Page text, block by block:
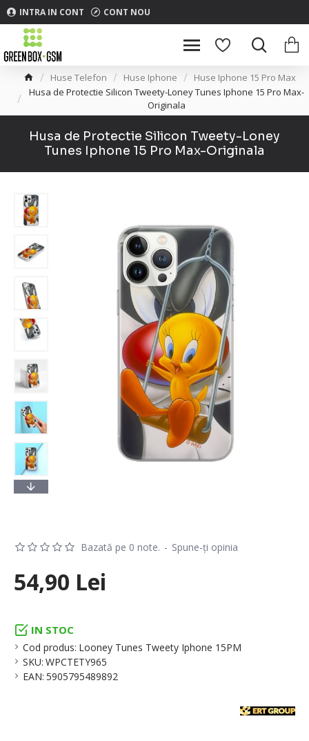
INTRA IN CONT CONT NOU
Huse Telefon Huse Iphone
Huse Iphone 15 Pro Max
Husa de Protectie Silicon Tweety-Loney Tunes Iphone 15 Pro Max-
Originala
Husa de Protectie Silicon Tweety-Loney
Tunes Iphone 15 Pro Max-Originala
IN STOC
Cod produs: Looney Tunes Tweety Iphone 15PM
SKU: WPCTETY965
EAN: 5905795489892
Bazată pe 0 note. - Spune-ţi opinia
54,90 Lei